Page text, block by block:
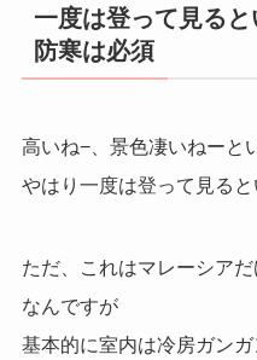
一度は登って見る
防寒は必須
高いね−、景色凄いねーと
やはり一度は登って見ると
ただ、これはマレーシア
なんですが
基本的に室内は冷房ガンガ